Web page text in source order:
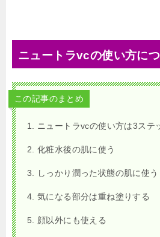
ニュートラvcの使い方に
この記事のまとめ
ニュートラvcの使い方は3ステ
化粧水後の肌に使う
しっかり潤った状態の肌に使う
気になる部分は重ね塗りする
顔以外にも使える